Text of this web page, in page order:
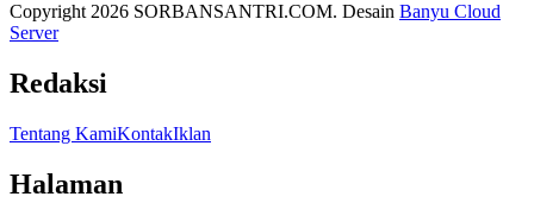
Copyright 2026 SORBANSANTRI.COM. Desain Banyu Cloud
Server
Redaksi
Tentang KamiKontakIklan
Halaman